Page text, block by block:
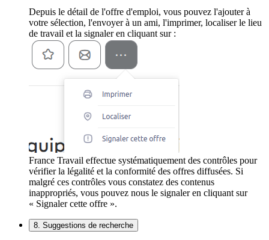
Depuis le détail de l'offre d'emploi, vous pouvez l'ajouter à
votre sélection, l'envoyer à un ami, l'imprimer, localiser le lieu
de travail et la signaler en cliquant sur :
France Travail effectue systématiquement des contrôles pour
vérifier la légalité et la conformité des offres diffusées. Si
malgré ces contrôles vous constatez des contenus
inappropriés, vous pouvez nous le signaler en cliquant sur
« Signaler cette offre ».
8. Suggestions de recherche